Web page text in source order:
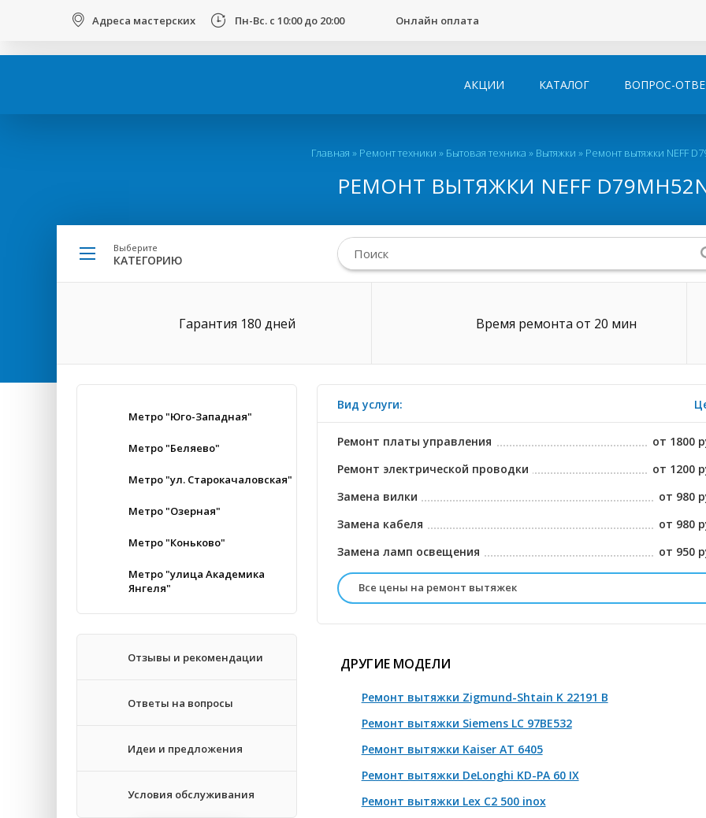
Адреса мастерских Пн-Вс. с 10:00 до 20:00 Онлайн оплата
ВОПРОС-
КАТАЛОГ
АКЦИИ
Главная » Ремонт техники » Бытовая техника » Вытяжки » Ремонт вытяжки NEFF
РЕМОНТ ВЫТЯЖКИ NEFF
Выберите
КАТЕГОРИЮ
Гарантия 180 дней Время ремонта от 20 мин
Метро "Юго-Западная"
Метро "Беляево"
Метро "ул. Старокачаловская"
Метро "Озерная"
Метро "Коньково"
Метро "улица Академика
Янгеля"
Отзывы и рекомендации
Ответы на вопросы
Идеи и предложения
Условия обслуживания
Вид услуги:
Ремонт платы управления
от 1800
Ремонт электрической проводки
от 1200
Замена вилки
от 980
Замена кабеля
от 980
Замена ламп освещения
от 950
Все цены на ремонт вытяжек
Замена фильтров
от 950
Замена двигателя
Ремонт двигателя
Замена кнопок/механических элементов и прочее
ДРУГИЕ МОДЕЛИ
Ремонт вытяжки Zigmund-Shtain K 22191 B
Ремонт вытяжки Siemens LC 97BE532
Ремонт вытяжки Kaiser AT 6405
Ремонт вытяжки DeLonghi KD-PA 60 IX
Ремонт вытяжки Lex C2 500 inox